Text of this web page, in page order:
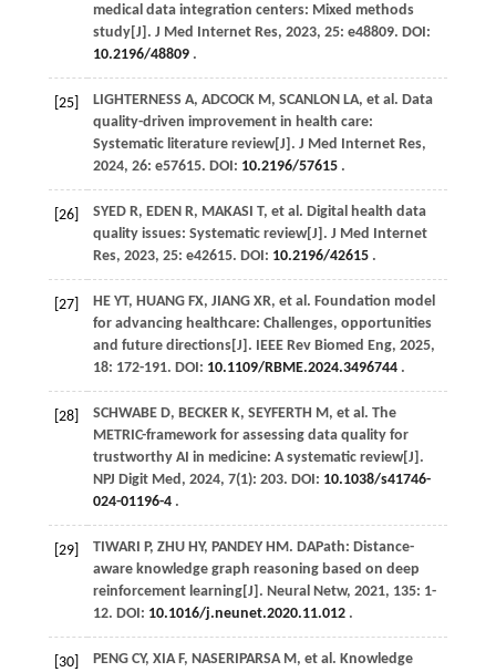
medical data integration centers: Mixed methods
study[J]. J Med Internet Res, 2023, 25: e48809. DOI:
10.2196/48809.
[25] LIGHTERNESS A, ADCOCK M , SCANLON LA, et al . Data
quality-driven improvement in health care:
Systematic literature review[J]. J Med Internet Res,
2024, 26: e57615. DOI: 10.2196/57615.
[26] SYED R, EDEN R, MAKASI T, et al . Digital health data
quality issues: Systematic review[J]. J Med Internet
Res, 2023, 25: e42615. DOI: 10.2196/42615.
[27] HE YT, HUANG FX, JIANG XR, et al . Foundation model
for advancing healthcare: Challenges, opportunities
and future directions[J].
IEEE Rev Biomed Eng, 2025,
18: 172-191. DOI: 10.1109/RBME.2024.3496744.
[28] SCHWABE D, BECKER K, SEYFERTH M , et al . The
METRIC-framework for assessing data quality for
trustworthy AI in medicine: A systematic review[J].
NPJ Digit Med , 2024, 7(1): 203. DOI: 10.1038/s41746-
024-01196-4.
[29] TIWARI P, ZHU HY, PANDEY HM . DAPath: Distance-
aware knowledge graph reasoning based on deep
reinforcement learning[J]. Neural Netw, 2021, 135: 1-
12. DOI: 10.1016/j.neunet.2020.11.012.
[30] PENG CY, XIA F, NASERIPARSA M , et al . Knowledge